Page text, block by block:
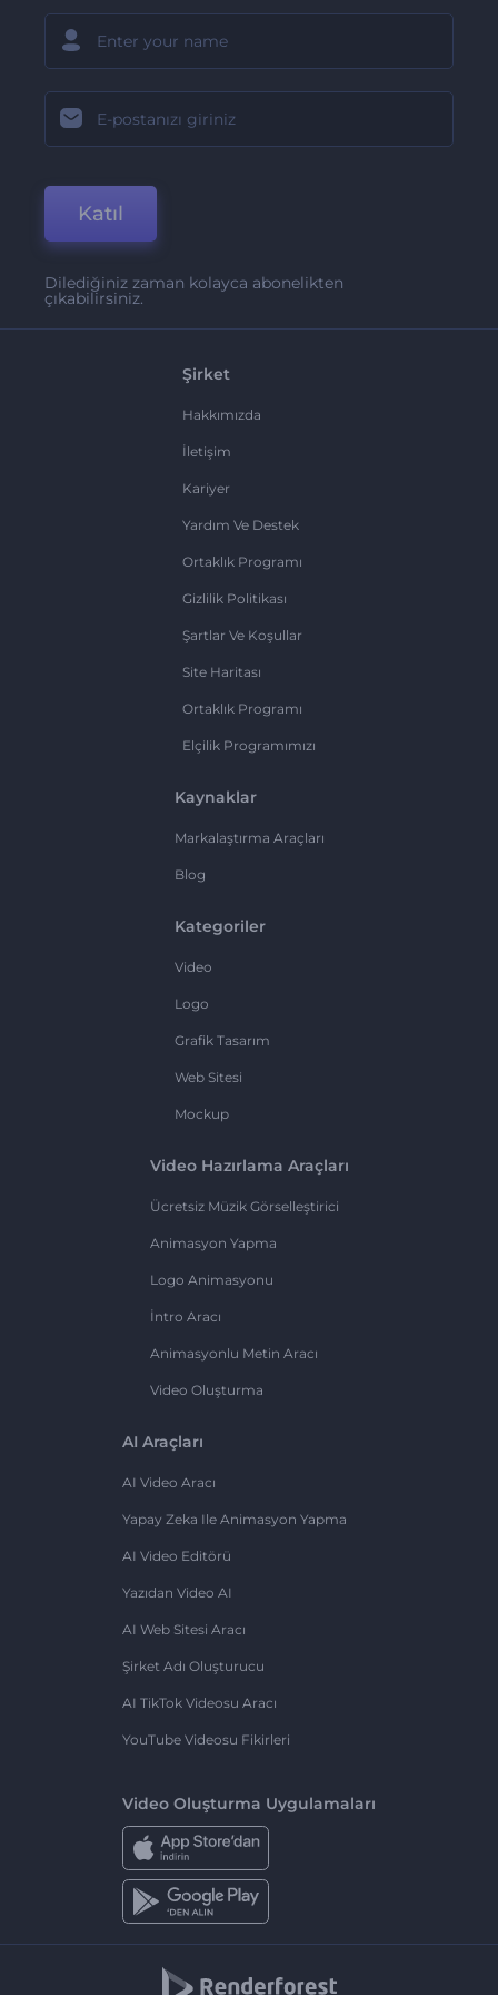
Katıl
Dilediğiniz zaman kolayca abonelikten
çıkabilirsiniz.
Şirket
Hakkımızda
İletişim
Kariyer
Yardım Ve Destek
Ortaklık Programı
Gizlilik Politikası
Şartlar Ve Koşullar
Site Haritası
Ortaklık Programı
Elçilik Programımızı
Kaynaklar
Markalaştırma Araçları
Blog
Kategoriler
Video
Logo
Grafik Tasarım
Web Sitesi
Mockup
Video Hazırlama Araçları
Ücretsiz Müzik Görselleştirici
Animasyon Yapma
Logo Animasyonu
İntro Aracı
Animasyonlu Metin Aracı
Video Oluşturma
AI Araçları
AI Video Aracı
Yapay Zeka Ile Animasyon Yapma
AI Video Editörü
Yazıdan Video AI
AI Web Sitesi Aracı
Şirket Adı Oluşturucu
AI TikTok Videosu Aracı
YouTube Videosu Fikirleri
Video Oluşturma Uygulamaları